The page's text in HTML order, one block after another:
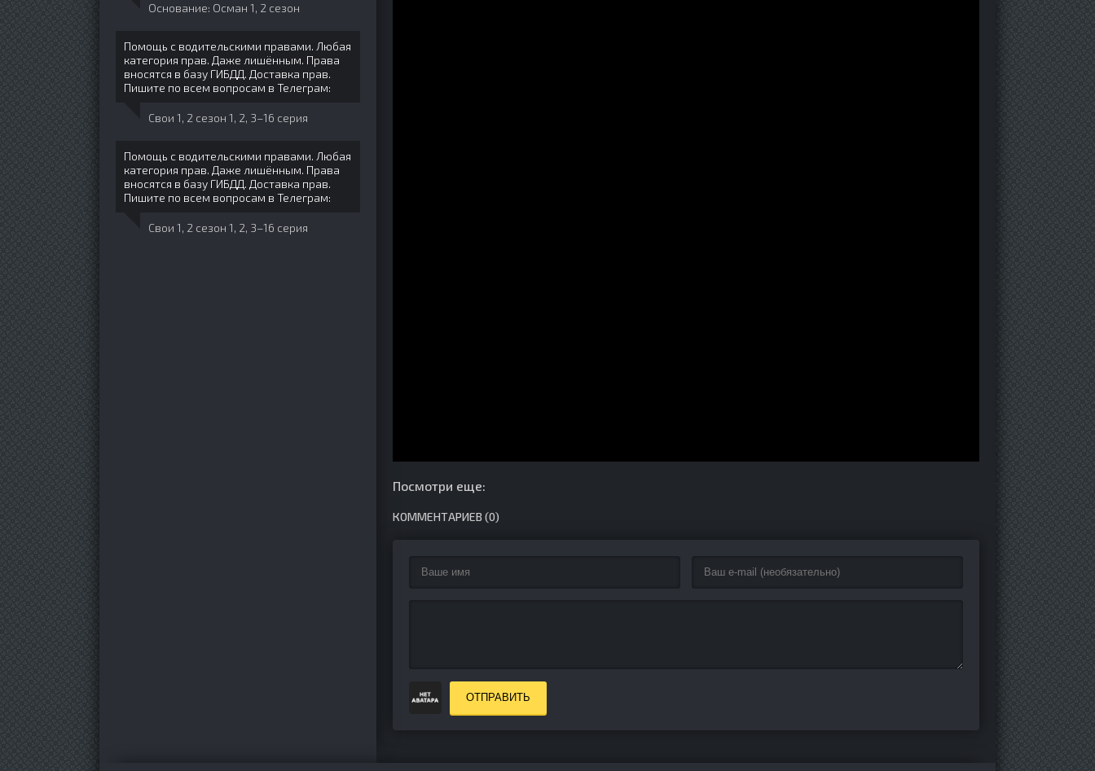
Посмотри еще:
КОММЕНТАРИЕВ (0)
ОТПРАВИТЬ
Основание: Осман 1, 2 сезон
Помощь с водительскими правами. Любая
категория прав. Даже лишённым. Права
вносятся в базу ГИБДД. Доставка прав.
Пишите по всем вопросам в Телеграм:
Свои 1, 2 сезон 1, 2, 3–16 серия
Помощь с водительскими правами. Любая
категория прав. Даже лишённым. Права
вносятся в базу ГИБДД. Доставка прав.
Пишите по всем вопросам в Телеграм:
Свои 1, 2 сезон 1, 2, 3–16 серия